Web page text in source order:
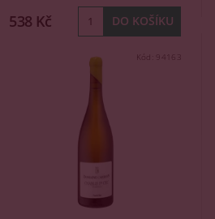
538 Kč
Kód: 94163